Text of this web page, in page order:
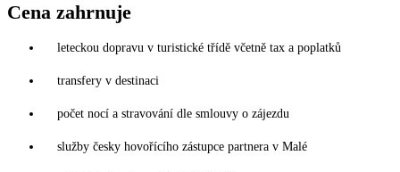
Cena zahrnuje
leteckou dopravu v turistické třídě včetně tax a poplatků
transfery v destinaci
počet nocí a stravování dle smlouvy o zájezdu
služby česky hovořícího zástupce partnera v Malé